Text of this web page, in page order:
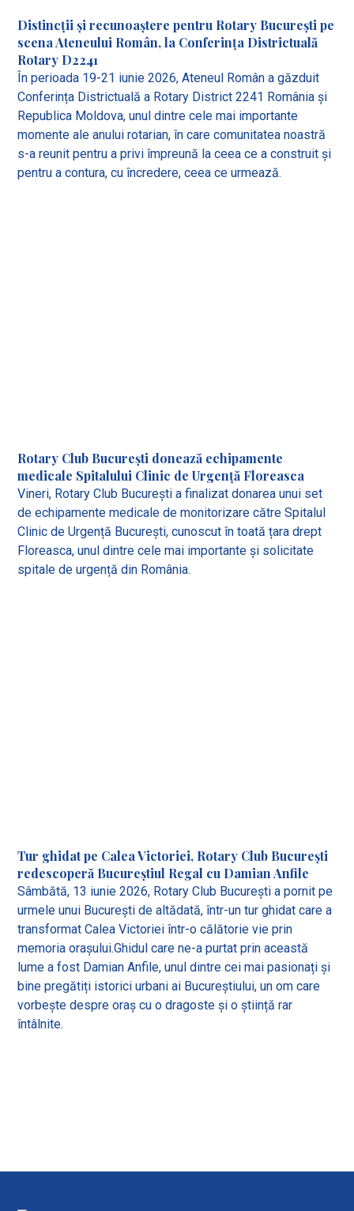
Distincții și recunoaștere pentru Rotary București pe
scena Ateneului Român, la Conferința Districtuală
Rotary D2241
În perioada 19-21 iunie 2026, Ateneul Român a găzduit
Conferința Districtuală a Rotary District 2241 România și
Republica Moldova, unul dintre cele mai importante
momente ale anului rotarian, în care comunitatea noastră
s-a reunit pentru a privi împreună la ceea ce a construit și
pentru a contura, cu încredere, ceea ce urmează.
Rotary Club București donează echipamente
medicale Spitalului Clinic de Urgență Floreasca
Vineri, Rotary Club București a finalizat donarea unui set
de echipamente medicale de monitorizare către Spitalul
Clinic de Urgență București, cunoscut în toată țara drept
Floreasca, unul dintre cele mai importante și solicitate
spitale de urgență din România.
Tur ghidat pe Calea Victoriei, Rotary Club București
redescoperă Bucureștiul Regal cu Damian Anfile
Sâmbătă, 13 iunie 2026, Rotary Club București a pornit pe
urmele unui București de altădată, într-un tur ghidat care a
transformat Calea Victoriei într-o călătorie vie prin
memoria orașului.Ghidul care ne-a purtat prin această
lume a fost Damian Anfile, unul dintre cei mai pasionați și
bine pregătiți istorici urbani ai Bucureștiului, un om care
vorbește despre oraș cu o dragoste și o știință rar
întâlnite.